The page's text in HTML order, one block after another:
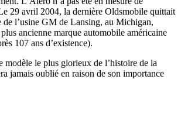
29 avril 2004, la dernière Oldsmobile quittait
de l’usine GM de Lansing, au Michigan,
ancienne marque automobile américaine
107 ans d’existence).
modèle le plus glorieux de l’histoire de la
jamais oublié en raison de son importance